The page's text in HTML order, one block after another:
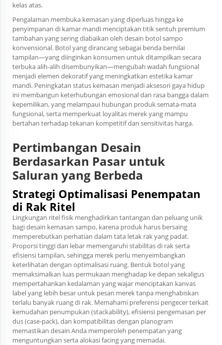
kelas atas.
Pengalaman membuka kemasan yang diperluas hingga ke
penyimpanan di kamar mandi menciptakan titik sentuh premium
tambahan yang sering diabaikan oleh desain botol sampo
konvensional. Botol yang dirancang sebagai benda bernilai
tampilan—yang diinginkan konsumen untuk ditampilkan secara
terbuka alih-alih disembunyikan—mengubah wadah fungsional
menjadi elemen dekoratif yang meningkatkan estetika kamar
mandi. Peningkatan status kemasan menjadi aksesori gaya hidup
ini membangun keterhubungan emosional dan rasa bangga dalam
kepemilikan, yang melampaui hubungan produk semata-mata
fungsional, serta memperkuat loyalitas merek yang mampu
bertahan terhadap tekanan kompetitif dan sensitivitas harga.
Pertimbangan Desain
Berdasarkan Pasar untuk
Saluran yang Berbeda
Strategi Optimalisasi Penempatan
di Rak Ritel
Lingkungan ritel fisik menghadirkan tantangan dan peluang unik
bagi desain kemasan sampo, karena produk harus bersaing
memperebutkan perhatian dalam tata letak rak yang padat.
Proporsi tinggi dan lebar memengaruhi stabilitas di rak serta
efisiensi tampilan, sehingga merek perlu menyeimbangkan
keterlihatan dengan optimalisasi ruang. Bentuk botol yang
memaksimalkan luas permukaan menghadap ke depan sekaligus
mempertahankan kedalaman yang wajar menciptakan kanvas
label yang lebih besar untuk pesan merek tanpa menghabiskan
terlalu banyak ruang di rak. Memahami preferensi pengecer terkait
kemudahan penumpukan (stackability), efisiensi pengemasan per
dus (case-pack), dan kompatibilitas dengan planogram
memastikan desain Anda memperoleh penempatan yang
menguntungkan serta alokasi facing yang memadai.